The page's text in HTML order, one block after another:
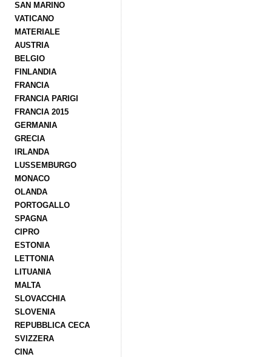
SAN MARINO
VATICANO
MATERIALE
AUSTRIA
BELGIO
FINLANDIA
FRANCIA
FRANCIA PARIGI
FRANCIA 2015
GERMANIA
GRECIA
IRLANDA
LUSSEMBURGO
MONACO
OLANDA
PORTOGALLO
SPAGNA
CIPRO
ESTONIA
LETTONIA
LITUANIA
MALTA
SLOVACCHIA
SLOVENIA
REPUBBLICA CECA
SVIZZERA
CINA